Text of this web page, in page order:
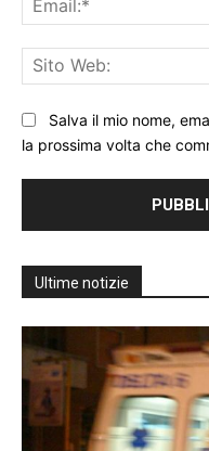
Salva il mio nome,
la prossima volta che
Ultime notizie